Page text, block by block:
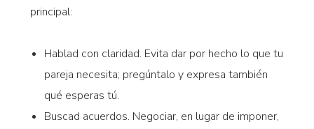
principal:
Hablad con claridad. Evita dar por hecho lo que tu
pareja necesita; pregúntalo y expresa también
qué esperas tú.
Buscad acuerdos. Negociar, en lugar de imponer,